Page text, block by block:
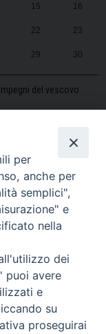
15 16
22 23
29 30
5 6
Impegni del vescovo
2025-2026
Twitter
per
anche per
semplici",
e
nella
dei
puoi avere
e
su
proseguirai